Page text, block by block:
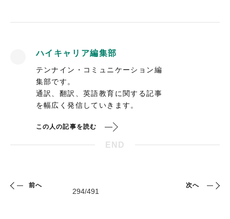
ハイキャリア編集部
テンナイン・コミュニケーション編
集部です。
通訳、翻訳、英語教育に関する記事
を幅広く発信していきます。
この人の記事を読む
END
前へ 次へ